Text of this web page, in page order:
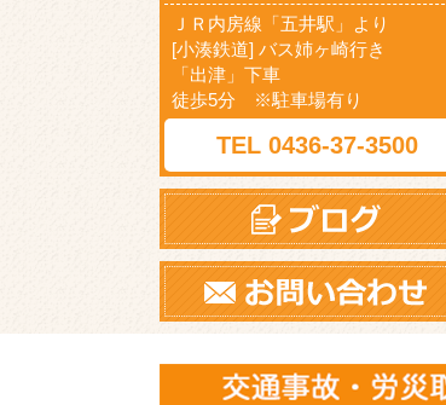
ＪＲ内房線「五井駅」より
[小湊鉄道] バス姉ヶ崎行き
「出津」下車
徒歩5分 ※駐車場有り
TEL ‪0436-37-3500